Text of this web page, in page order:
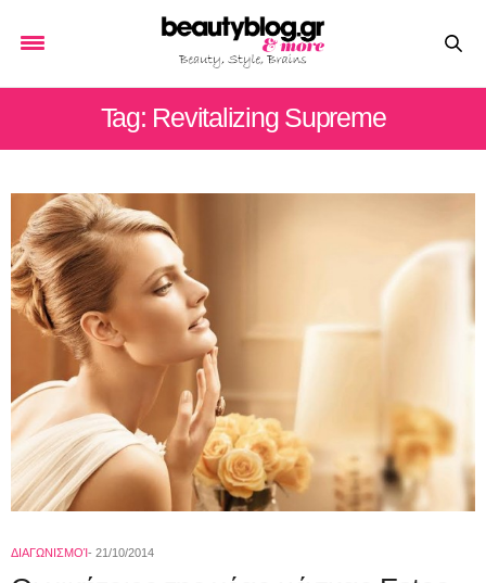
Tag: Revitalizing Supreme
ΔΙΑΓΩΝΙΣΜΟΊ 21/10/2014